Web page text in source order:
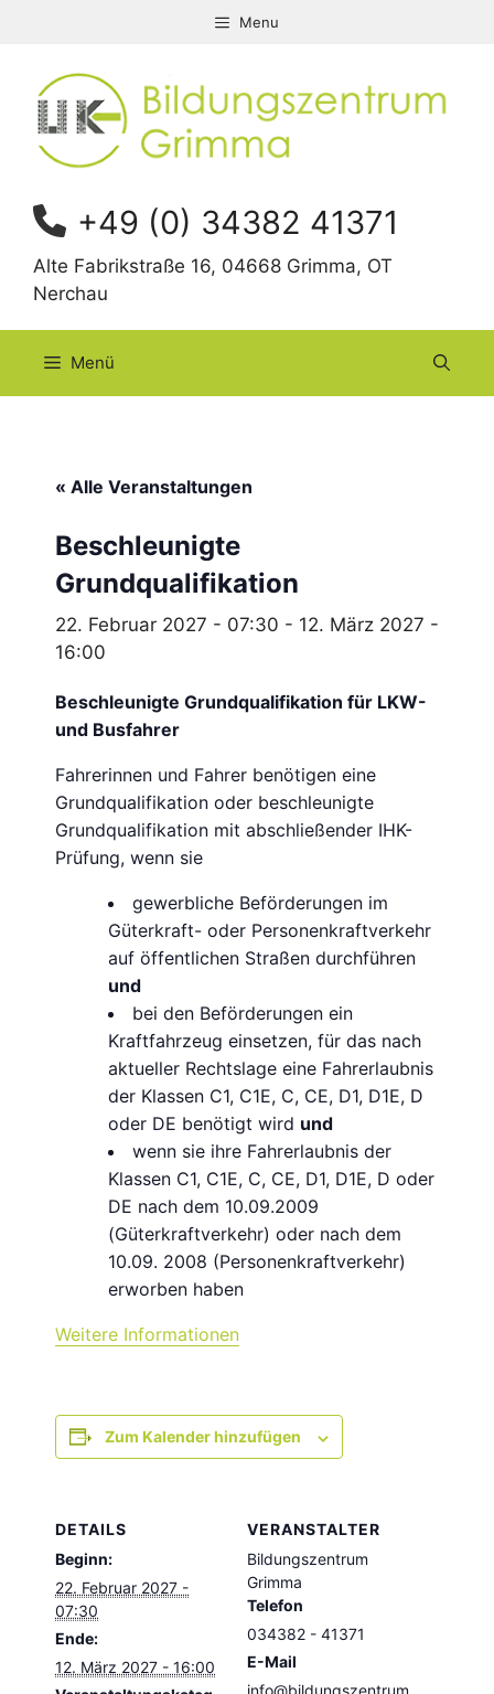
springen
Menu
+49 (0) 34382 41371
Alte Fabrikstraße 16, 04668 Grimma, OT
Nerchau
Menü
« Alle Veranstaltungen
Beschleunigte
Grundqualifikation
22. Februar 2027 - 07:30 - 12. März 2027 -
16:00
Beschleunigte Grundqualifikation für LKW-
und Busfahrer
Fahrerinnen und Fahrer benötigen eine
Grundqualifikation oder beschleunigte
Grundqualifikation mit abschließender IHK-
Prüfung, wenn sie
gewerbliche Beförderungen im
Güterkraft- oder Personenkraftverkehr
auf öffentlichen Straßen durchführen
und
bei den Beförderungen ein
Kraftfahrzeug einsetzen, für das nach
aktueller Rechtslage eine Fahrerlaubnis
der Klassen C1, C1E, C, CE, D1, D1E, D
oder DE benötigt wird und
wenn sie ihre Fahrerlaubnis der
Klassen C1, C1E, C, CE, D1, D1E, D oder
DE nach dem 10.09.2009
(Güterkraftverkehr) oder nach dem
10.09. 2008 (Personenkraftverkehr)
erworben haben
Weitere Informationen
Zum Kalender hinzufügen
DETAILS
Beginn:
22. Februar 2027 -
07:30
Ende:
12. März 2027 - 16:00
VERANSTALTER
Bildungszentrum
Grimma
Telefon
034382 - 41371
E-Mail